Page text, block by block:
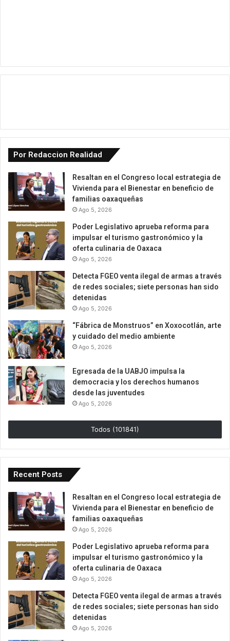
Por Redaccion Realidad
Resaltan en el Congreso local estrategia de
Vivienda para el Bienestar en beneficio de
familias oaxaqueñas
Ago 5, 2026
Poder Legislativo aprueba reforma para
impulsar el turismo gastronómico y la
oferta culinaria de Oaxaca
Ago 5, 2026
Detecta FGEO venta ilegal de armas a través
de redes sociales; siete personas han sido
detenidas
Ago 5, 2026
“Fábrica de Monstruos” en Xoxocotlán, arte
y cuidado del medio ambiente
Ago 5, 2026
Egresada de la UABJO impulsa la
democracia y los derechos humanos
desde las juventudes
Ago 5, 2026
Todos (101841)
Recent Posts
Resaltan en el Congreso local estrategia de
Vivienda para el Bienestar en beneficio de
familias oaxaqueñas
Ago 5, 2026
Poder Legislativo aprueba reforma para
impulsar el turismo gastronómico y la
oferta culinaria de Oaxaca
Ago 5, 2026
Detecta FGEO venta ilegal de armas a través
de redes sociales; siete personas han sido
detenidas
Ago 5, 2026